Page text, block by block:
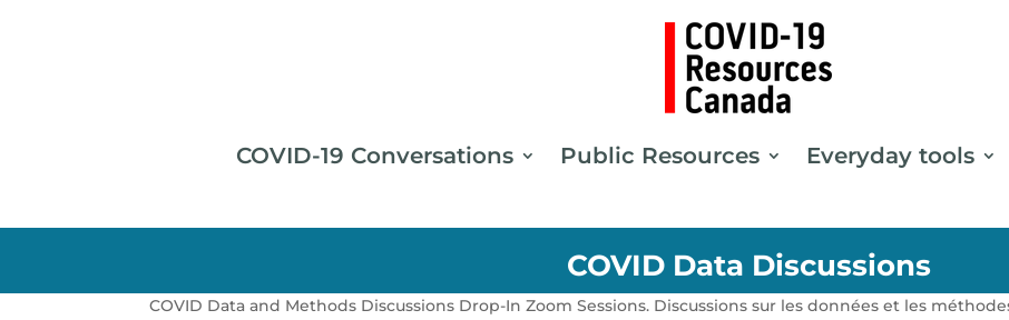
COVID-19 Conversations Public Resources Everyday tools
COVID Data Discussions
COVID Data and Methods Discussions Drop-In Zoom Sessions. Discussions sur les données et les